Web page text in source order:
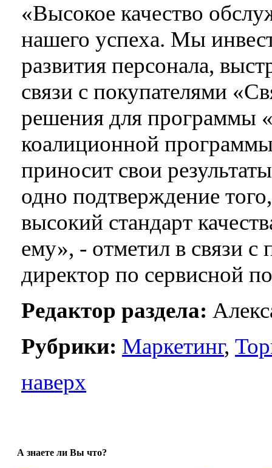
«Высокое качество
нашего успеха. Мы
развития персонала,
связи с покупателями
решения для программы
коалиционной
приносит свои
одно подтверждение
высокий стандарт
ему», - отметил в связи
директор по сервисной
Редактор раздела:
Рубрики: Маркетинг,
наверх
А знаете ли Вы что?